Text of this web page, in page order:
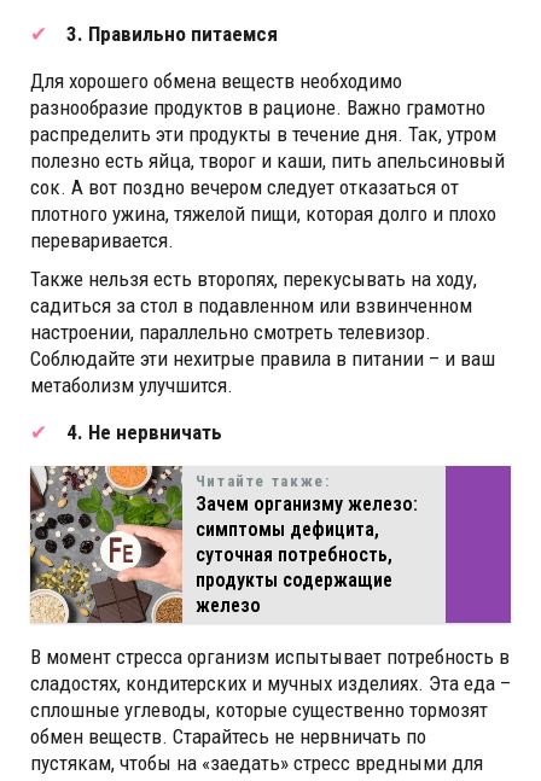
3. Правильно питаемся
Для хорошего обмена веществ необходимо
разнообразие продуктов в рационе. Важно грамотно
распределить эти продукты в течение дня. Так, утром
полезно есть яйца, творог и каши, пить апельсиновый
сок. А вот поздно вечером следует отказаться от
плотного ужина, тяжелой пищи, которая долго и плохо
переваривается.
Также нельзя есть второпях, перекусывать на ходу,
садиться за стол в подавленном или взвинченном
настроении, параллельно смотреть телевизор.
Соблюдайте эти нехитрые правила в питании – и ваш
метаболизм улучшится.
4. Не нервничать
Читайте также:
Зачем организму железо:
симптомы дефицита,
суточная потребность,
продукты содержащие
железо
В момент стресса организм испытывает потребность в
сладостях, кондитерских и мучных изделиях. Эта еда –
сплошные углеводы, которые существенно тормозят
обмен веществ. Старайтесь не нервничать по
пустякам, чтобы на «заедать» стресс вредными для